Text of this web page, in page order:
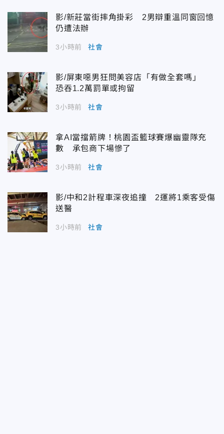
影/新莊當街摔角掛彩 2男辯重溫同窗回憶
仍遭法辦
3小時前 社會
影/屏東噁男狂問美容店「有做全套嗎」
恐吞1.2萬罰單或拘留
3小時前 社會
拿AI當擋箭牌！桃園盃籃球賽爆幽靈隊充
數 承包商下場慘了
3小時前 社會
影/中和2計程車深夜追撞 2運將1乘客受傷
送醫
3小時前 社會